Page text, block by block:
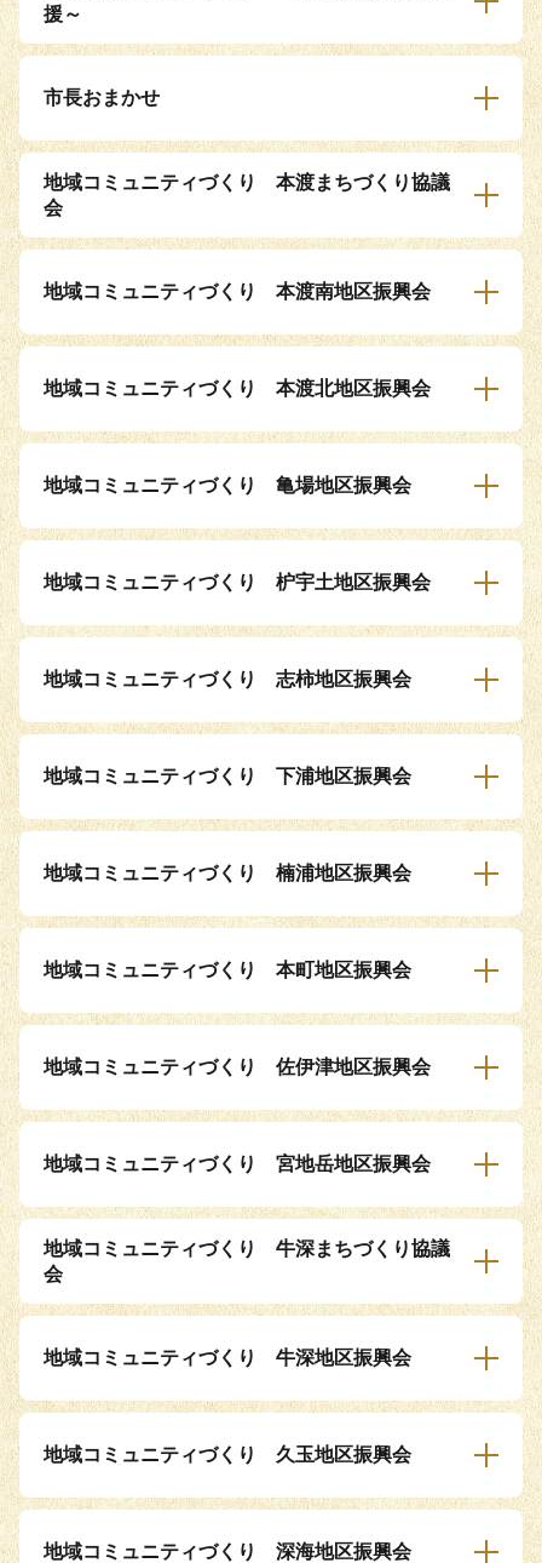
援～
市長おまかせ
地域コミュニティづくり 本渡まちづくり協議
会
地域コミュニティづくり 本渡南地区振興会
地域コミュニティづくり 本渡北地区振興会
地域コミュニティづくり 亀場地区振興会
地域コミュニティづくり 枦宇土地区振興会
地域コミュニティづくり 志柿地区振興会
地域コミュニティづくり 下浦地区振興会
地域コミュニティづくり 楠浦地区振興会
地域コミュニティづくり 本町地区振興会
地域コミュニティづくり 佐伊津地区振興会
地域コミュニティづくり 宮地岳地区振興会
地域コミュニティづくり 牛深まちづくり協議
会
地域コミュニティづくり 牛深地区振興会
地域コミュニティづくり 久玉地区振興会
地域コミュニティづくり 深海地区振興会